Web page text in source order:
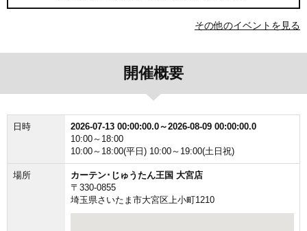
その他のイベントを見る
開催概要
日時
2026-07-13 00:00:00.0～2026-08-09 00:00:00.0
10:00～18:00
10:00～18:00(平日) 10:00～19:00(土日祝)
場所
カーテン･じゅうたん王国 大宮店
〒330-0855
埼玉県さいたま市大宮区上小町1210